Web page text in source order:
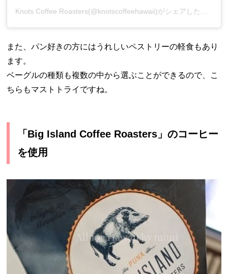
また、パン好きの方にはうれしいペストリーの軽食もあり
ます。
ベーグルの種類も複数の中から選ぶことができるので、こ
ちらもマストトライですね。
「Big Island Coffee Roasters」のコーヒー
を使用